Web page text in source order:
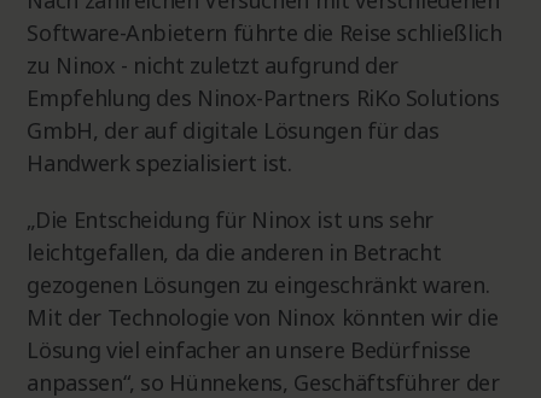
Software-Anbietern führte die Reise schließlich
zu Ninox - nicht zuletzt aufgrund der
Empfehlung des Ninox-Partners RiKo Solutions
GmbH, der auf digitale Lösungen für das
Handwerk spezialisiert ist.
„Die Entscheidung für Ninox ist uns sehr
leichtgefallen, da die anderen in Betracht
gezogenen Lösungen zu eingeschränkt waren.
Mit der Technologie von Ninox könnten wir die
Lösung viel einfacher an unsere Bedürfnisse
anpassen“, so Hünnekens, Geschäftsführer der